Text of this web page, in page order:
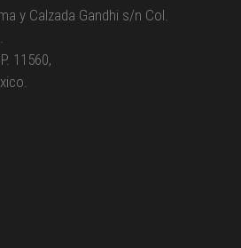
y Calzada Gandhi s/n Col.
11560,